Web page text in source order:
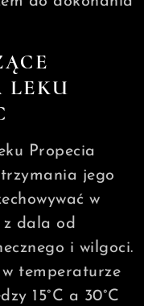
LEKU
Propecia
jego
w
z dala od
i wilgoci.
temperaturze
15°C a 30°C